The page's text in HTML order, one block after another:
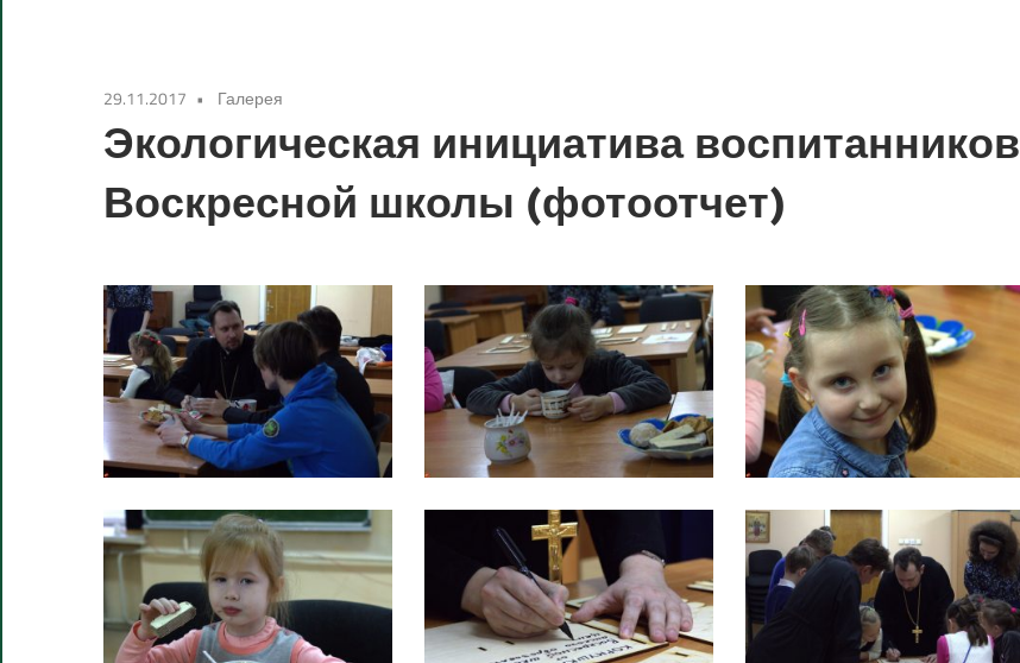
имени
святых
Мефодия
и
Кирилла
Мефодия
и
29.11.2017 Галерея
Экологическая инициатива воспитанников
Воскресной школы (фотоотчет)